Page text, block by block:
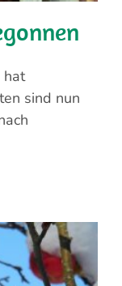
hat
sind nun